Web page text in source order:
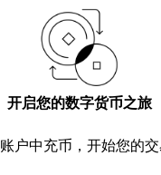
开启您的数字货币之旅
户中充币，开始您的